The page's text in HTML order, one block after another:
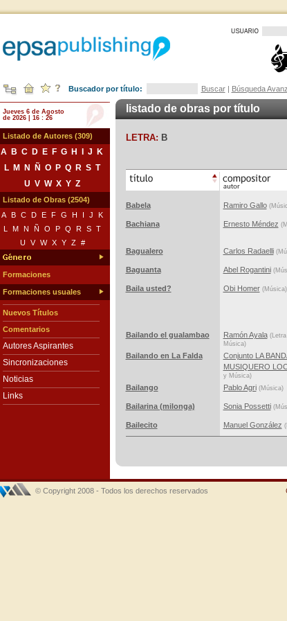
Buscador por título: Buscar| Búsqueda
Jueves 6 de Agosto
de 2026 | 16 : 26
Listado de Autores (309)
A B C D E F G H J
K
L
M N Ñ O P Q R S T
U V W X Y Z
Listado de Obras (2504)
A
B C D E F G H I J
K
L
M N Ñ O P Q R S T
U
V W X Y Z #
Formaciones
Formaciones usuales
Nuevos Títulos
Comentarios
Autores Aspirantes
Sincronizaciones
Noticias
Links
listado de obras por título
LETRA: B
Babela Ramiro Gallo
Bachiana Ernesto Méndez
Bagualero Carlos Radaelli
Baguanta Abel Rogantini
Baila usted? Obi Homer(Música)
Bailando el gualambao Ramón Ayala(Letra
Música)
Bailando en La Falda
Conjunto LA
MUSIQUERO
y Música)
Bailango Pablo Agri(Música)
Bailarina (milonga) Sonia Possetti
Bailecito Manuel González
© Copyright 2008 - Todos los derechos reservados